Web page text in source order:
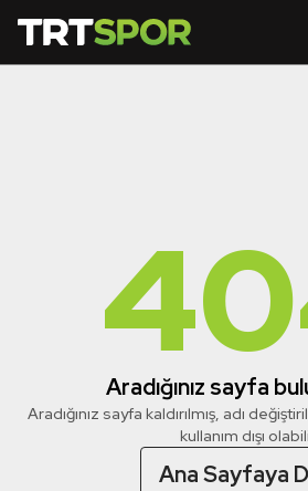
Aradığınız sayfa
Aradığınız sayfa kaldırılmış, adı
kullanım dışı
Ana Sayfaya